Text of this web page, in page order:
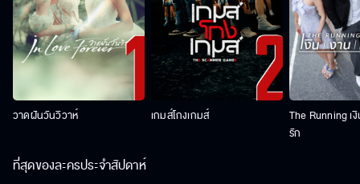
วาดฝันวันวิวาห์ เกมส์โกงเกมส์
The Running เ
รัก
ที่สุดของละครประจำสัปดาห์